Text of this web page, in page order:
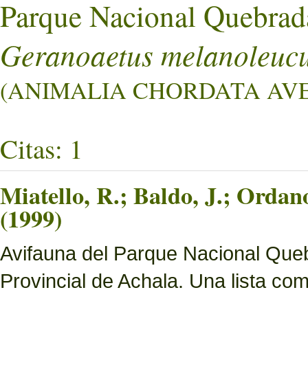
Parque Nacional
Geranoaetus
(ANIMALIA CHORDATA
Citas: 1
Miatello, R.; Baldo, J.;
(1999)
Avifauna del Parque Nacional
Provincial de Achala. Una lista